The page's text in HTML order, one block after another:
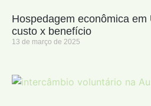
Hospedagem econômica
custo x benefício
13 de março de 2025